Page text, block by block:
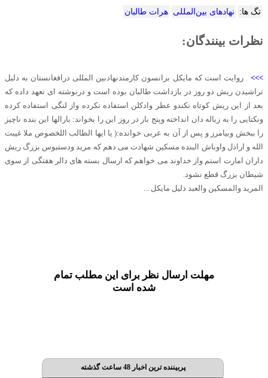
تگ ها: نهادهای بین‌المللی هرات طالبان
نظرات بینندگان:
>>>روایت است که مایکل برانسون کارمندنهادبین المللی درافغانستان به دلیل
تراشیدن ریش دو روز در بازداشت طالبان بوده است و درنوشته ای تعهد داده که
بعد از این ریش کوتاه نکندو عطر وادکلن استفاده نکرده واز لنگی استفاده کرده
ونکتایی را به زباله دان انداخته وپنج بار در روز این را بخواند: بارالها این بنده ناچیز
را ببخش وبیامرز و پس از آن به عربی خوانده:( یا ایها الطالب اللخصوص ملا غیبت
الله و اراذل واوباش البنده مسکین شهادت می دهم که مرید ودستبوس بزرگ ریش
داران امارت استم واز خداوند می خواهم که ارسال بسته های دالر هفتگی از سوی
شیطان بزرگ قطع نشود.
المرید والمسکین والعبد ذلیل مایکل ...
مهلت ارسال نظر برای این مطلب تمام
شده است
پربیننده ترین اخبار 48 ساعت گذشته